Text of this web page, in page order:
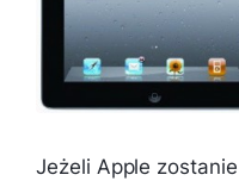
Jeżeli Apple